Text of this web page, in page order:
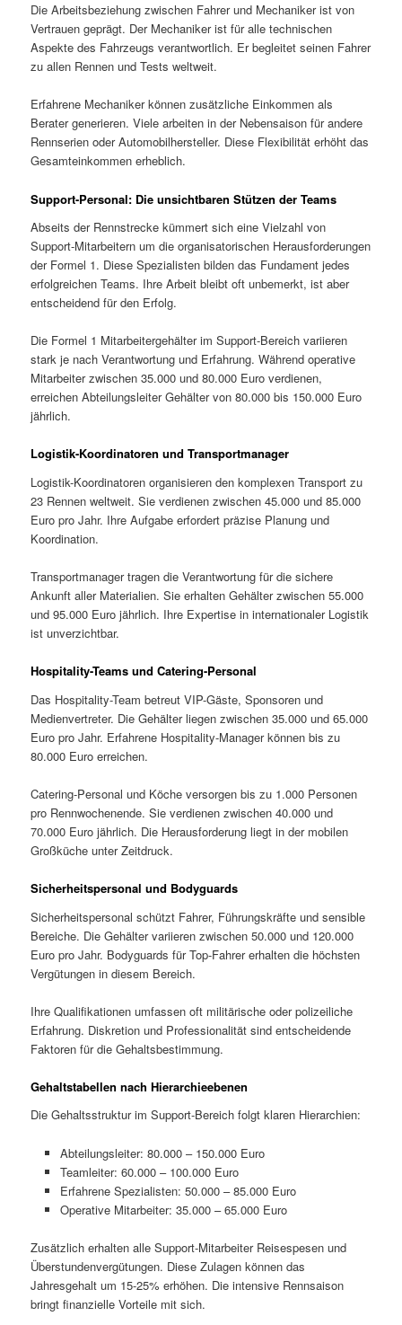
Die Arbeitsbeziehung zwischen Fahrer und Mechaniker ist von
Vertrauen geprägt. Der Mechaniker ist für alle technischen
Aspekte des Fahrzeugs verantwortlich. Er begleitet seinen Fahrer
zu allen Rennen und Tests weltweit.
Erfahrene Mechaniker können zusätzliche Einkommen als
Berater generieren. Viele arbeiten in der Nebensaison für andere
Rennserien oder Automobilhersteller. Diese Flexibilität erhöht das
Gesamteinkommen erheblich.
Support-Personal: Die unsichtbaren Stützen der Teams
Abseits der Rennstrecke kümmert sich eine Vielzahl von
Support-Mitarbeitern um die organisatorischen Herausforderungen
der Formel 1. Diese Spezialisten bilden das Fundament jedes
erfolgreichen Teams. Ihre Arbeit bleibt oft unbemerkt, ist aber
entscheidend für den Erfolg.
Die Formel 1 Mitarbeitergehälter im Support-Bereich variieren
stark je nach Verantwortung und Erfahrung. Während operative
Mitarbeiter zwischen 35.000 und 80.000 Euro verdienen,
erreichen Abteilungsleiter Gehälter von 80.000 bis 150.000 Euro
jährlich.
Logistik-Koordinatoren und Transportmanager
Logistik-Koordinatoren organisieren den komplexen Transport zu
23 Rennen weltweit. Sie verdienen zwischen 45.000 und 85.000
Euro pro Jahr. Ihre Aufgabe erfordert präzise Planung und
Koordination.
Transportmanager tragen die Verantwortung für die sichere
Ankunft aller Materialien. Sie erhalten Gehälter zwischen 55.000
und 95.000 Euro jährlich. Ihre Expertise in internationaler Logistik
ist unverzichtbar.
Hospitality-Teams und Catering-Personal
Das Hospitality-Team betreut VIP-Gäste, Sponsoren und
Medienvertreter. Die Gehälter liegen zwischen 35.000 und 65.000
Euro pro Jahr. Erfahrene Hospitality-Manager können bis zu
80.000 Euro erreichen.
Catering-Personal und Köche versorgen bis zu 1.000 Personen
pro Rennwochenende. Sie verdienen zwischen 40.000 und
70.000 Euro jährlich. Die Herausforderung liegt in der mobilen
Großküche unter Zeitdruck.
Sicherheitspersonal und Bodyguards
Sicherheitspersonal schützt Fahrer, Führungskräfte und sensible
Bereiche. Die Gehälter variieren zwischen 50.000 und 120.000
Euro pro Jahr. Bodyguards für Top-Fahrer erhalten die höchsten
Vergütungen in diesem Bereich.
Ihre Qualifikationen umfassen oft militärische oder polizeiliche
Erfahrung. Diskretion und Professionalität sind entscheidende
Faktoren für die Gehaltsbestimmung.
Gehaltstabellen nach Hierarchieebenen
Die Gehaltsstruktur im Support-Bereich folgt klaren Hierarchien:
Abteilungsleiter: 80.000 – 150.000 Euro
Teamleiter: 60.000 – 100.000 Euro
Erfahrene Spezialisten: 50.000 – 85.000 Euro
Operative Mitarbeiter: 35.000 – 65.000 Euro
Zusätzlich erhalten alle Support-Mitarbeiter Reisespesen und
Überstundenvergütungen. Diese Zulagen können das
Jahresgehalt um 15-25% erhöhen. Die intensive Rennsaison
bringt finanzielle Vorteile mit sich.